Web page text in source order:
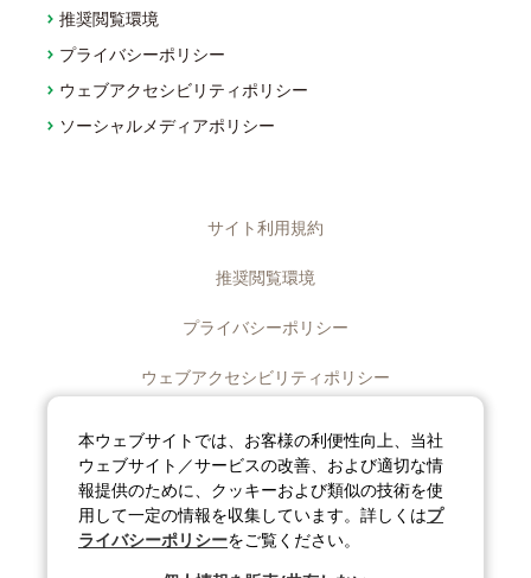
推奨閲覧環境
プライバシーポリシー
ウェブアクセシビリティポリシー
ソーシャルメディアポリシー
サイト利用規約
推奨閲覧環境
プライバシーポリシー
ウェブアクセシビリティポリシー
ディスクロージャーポリシー
ソーシャルメディアポリシー
サイトマップ
本ウェブサイトでは、お客様の利便性向上、当社
ウェブサイト／サービスの改善、および適切な情
報提供のために、クッキーおよび類似の技術を使
用して一定の情報を収集しています。詳しくはプ
ライバシーポリシーをご覧ください。